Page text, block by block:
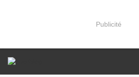
Publicité